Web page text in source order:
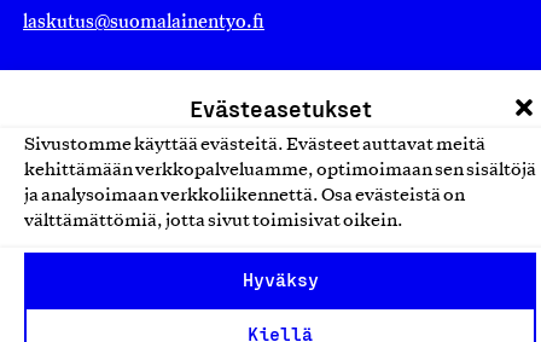
Evästeasetukset
Sivustomme käyttää evästeitä. Evästeet auttavat meitä
kehittämään verkkopalveluamme, optimoimaan sen sisältöjä
ja analysoimaan verkkoliikennettä. Osa evästeistä on
välttämättömiä, jotta sivut toimisivat oikein.
Hyväksy
Kiellä
laskutus@suomalainentyo.fi
Avainlippu